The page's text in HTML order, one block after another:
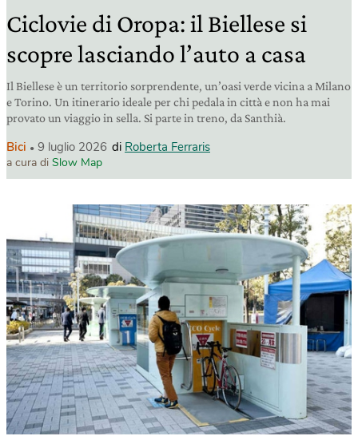
Ciclovie di Oropa: il Biellese si
scopre lasciando l’auto a casa
Il Biellese è un territorio sorprendente, un’oasi verde vicina a Milano
e Torino. Un itinerario ideale per chi pedala in città e non ha mai
provato un viaggio in sella. Si parte in treno, da Santhià.
Bici 9 luglio 2026 di Roberta Ferraris
a cura di Slow Map